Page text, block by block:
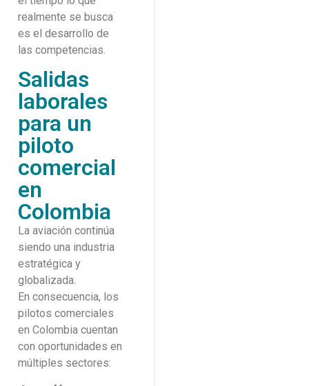
realmente se busca
es el desarrollo de
las competencias.
Salidas
laborales
para un
piloto
comercial
en
Colombia
La aviación continúa
siendo una industria
estratégica y
globalizada.
En consecuencia, los
pilotos comerciales
en Colombia cuentan
con oportunidades en
múltiples sectores: